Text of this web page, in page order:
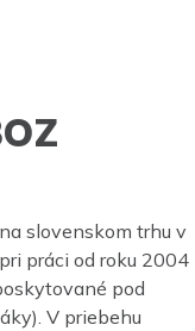
slovenskom trhu v
práci od roku 2004
pod
V priebehu